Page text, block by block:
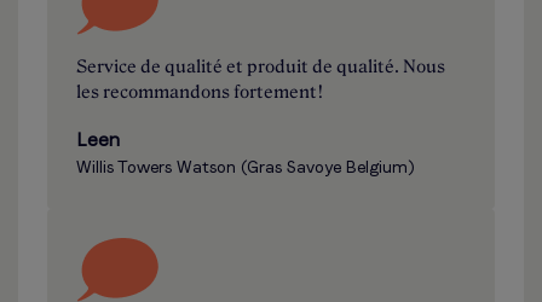
Service de qualité et produit de qualité. Nous
les recommandons fortement!
Leen
Willis Towers Watson (Gras Savoye Belgium)